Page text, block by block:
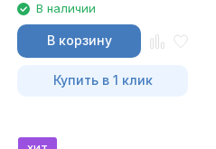
В наличии
В корзину
Купить в 1 клик